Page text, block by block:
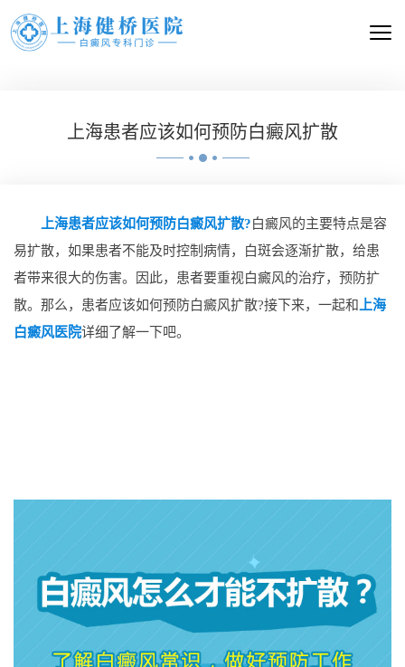
上海患者应该如何预防白癜风扩散
上海患者应该如何预防白癜风扩散?白癜风的主要特点是容
易扩散，如果患者不能及时控制病情，白斑会逐渐扩散，给患
者带来很大的伤害。因此，患者要重视白癜风的治疗，预防扩
散。那么，患者应该如何预防白癜风扩散?接下来，一起和
上海
白癜风医院详细了解一下吧。